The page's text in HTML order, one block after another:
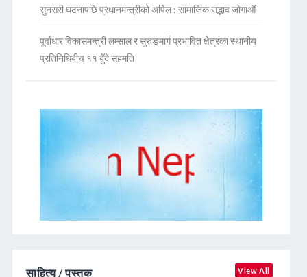
सुनसरी घटनापछि प्रधानमन्त्रीको अपिल : सामाजिक सद्भाव जोगाऔं
पूर्वाधार विकासमन्त्री लम्साल र सुरुङमार्ग प्रभावित क्षेत्रका स्थानीय
प्रतिनिधिबीच ११ बुँदे सहमति
साहित्य / पुस्तक View All